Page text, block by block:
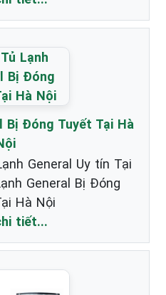
Bị Đóng Tuyết Tại Hà
General Uy tín Tại
General Bị Đóng
Hà Nội
tiết...